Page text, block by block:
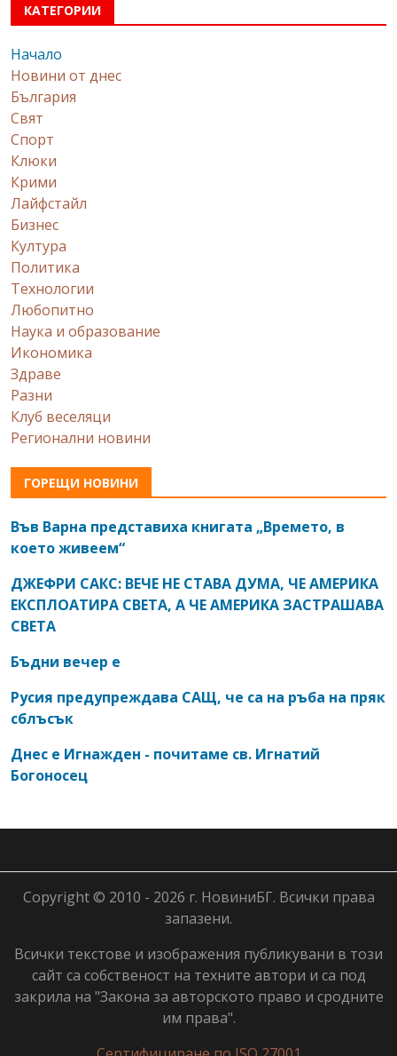
КАТЕГОРИИ
Начало
Новини от днес
България
Свят
Спорт
Клюки
Крими
Лайфстайл
Бизнес
Култура
Политика
Технологии
Любопитно
Наука и образование
Икономика
Здраве
Разни
Клуб веселяци
Регионални новини
ГОРЕЩИ НОВИНИ
Във Варна представиха книгата „Времето, в
което живеем“
ДЖЕФРИ САКС: ВЕЧЕ НЕ СТАВА ДУМА, ЧЕ АМЕРИКА
ЕКСПЛОАТИРА СВЕТА, А ЧЕ АМЕРИКА ЗАСТРАШАВА
СВЕТА
Бъдни вечер е
Русия предупреждава САЩ, че са на ръба на пряк
сблъсък
Днес е Игнажден - почитаме св. Игнатий
Богоносец
Copyright © 2010 - 2026 г. НовиниБГ. Всички права
запазени.
Всички текстове и изображения публикувани в този
сайт са собственост на техните автори и са под
закрила на "Закона за авторското право и сродните
им права".